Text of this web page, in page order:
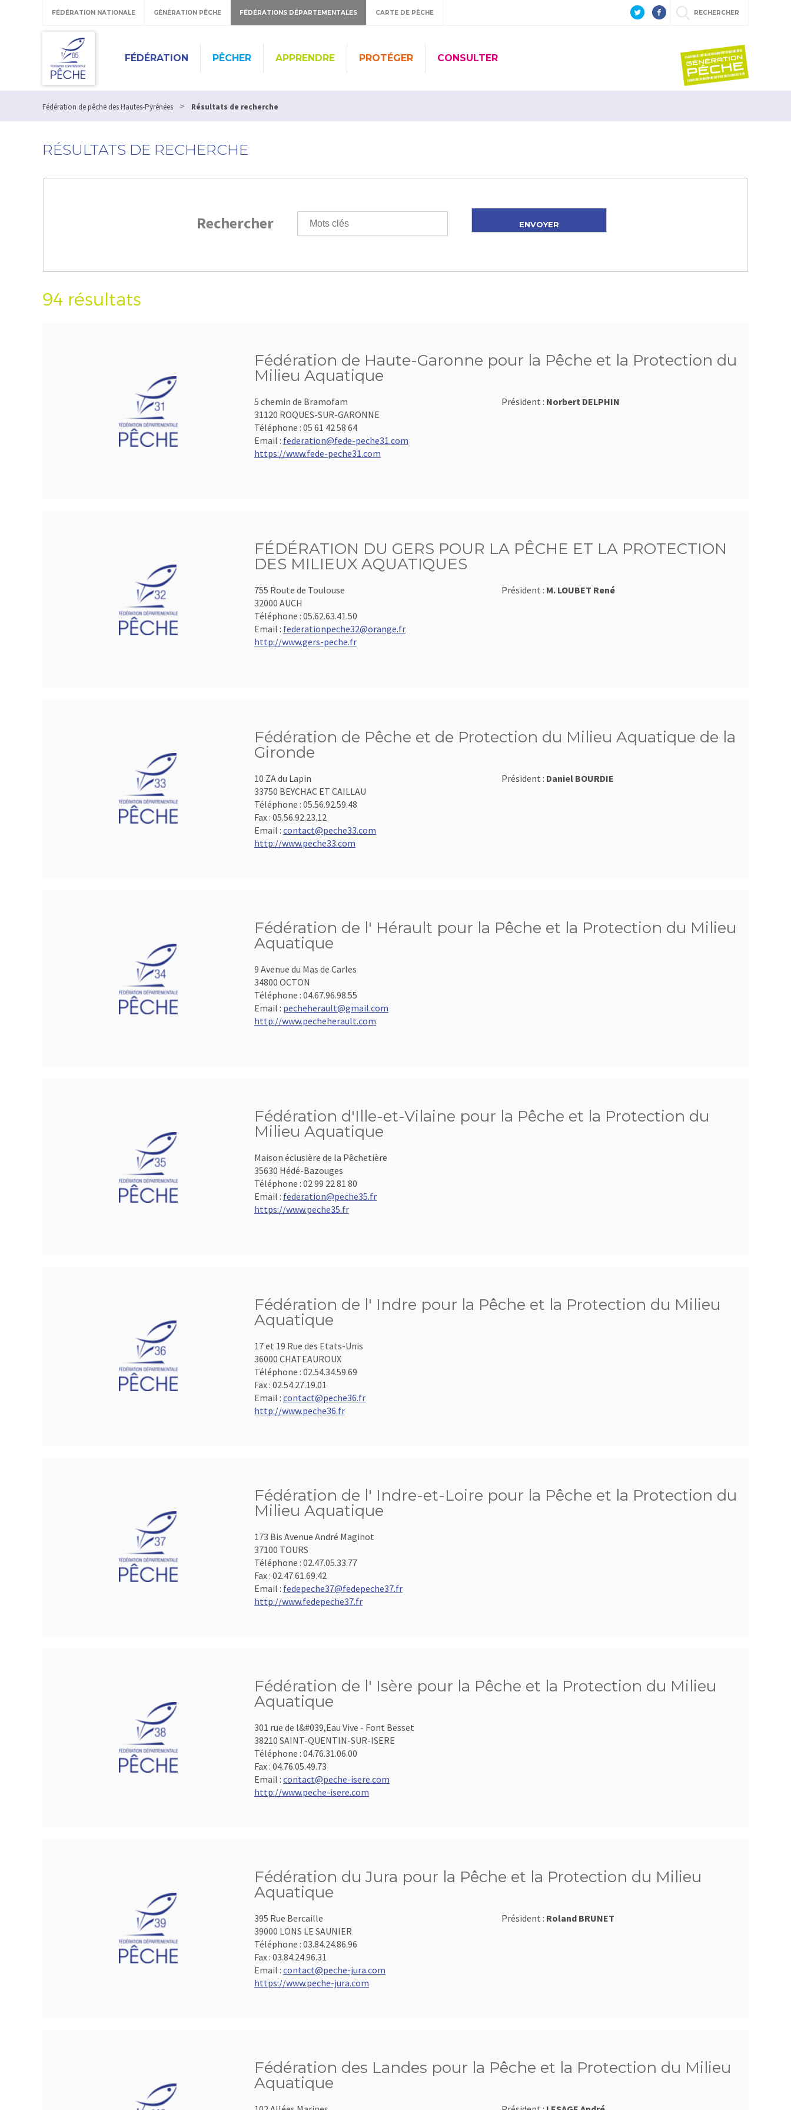
FÉDÉRATION NATIONALE GÉNÉRATION PÊCHE FÉDÉRATIONS DÉPARTEMENTALES CARTE DE PÊCHE RECHERCHER
FÉDÉRATION PÊCHER APPRENDRE PROTÉGER CONSULTER
Fédération de pêche des Hautes-Pyrénées > Résultats de recherche
RÉSULTATS DE RECHERCHE
Rechercher
94 résultats
Fédération de Haute-Garonne pour la Pêche et la Protection du
Milieu Aquatique
5 chemin de Bramofam
31120 ROQUES-SUR-GARONNE
Téléphone : 05 61 42 58 64
Email : federation@fede-peche31.com
https://www.fede-peche31.com
Président : Norbert DELPHIN
FÉDÉRATION DU GERS POUR LA PÊCHE ET LA PROTECTION
DES MILIEUX AQUATIQUES
755 Route de Toulouse
32000 AUCH
Téléphone : 05.62.63.41.50
Email : federationpeche32@orange.fr
http://www.gers-peche.fr
Président : M. LOUBET René
Fédération de Pêche et de Protection du Milieu Aquatique de la
Gironde
10 ZA du Lapin
33750 BEYCHAC ET CAILLAU
Téléphone : 05.56.92.59.48
Fax : 05.56.92.23.12
Email : contact@peche33.com
http://www.peche33.com
Président : Daniel BOURDIE
Fédération de l' Hérault pour la Pêche et la Protection du Milieu
Aquatique
9 Avenue du Mas de Carles
34800 OCTON
Téléphone : 04.67.96.98.55
Email : pecheherault@gmail.com
http://www.pecheherault.com
Fédération d'Ille-et-Vilaine pour la Pêche et la Protection du
Milieu Aquatique
Maison éclusière de la Pêchetière
35630 Hédé-Bazouges
Téléphone : 02 99 22 81 80
Email : federation@peche35.fr
https://www.peche35.fr
Fédération de l' Indre pour la Pêche et la Protection du Milieu
Aquatique
17 et 19 Rue des Etats-Unis
36000 CHATEAUROUX
Téléphone : 02.54.34.59.69
Fax : 02.54.27.19.01
Email : contact@peche36.fr
http://www.peche36.fr
Fédération de l' Indre-et-Loire pour la Pêche et la Protection du
Milieu Aquatique
173 Bis Avenue André Maginot
37100 TOURS
Téléphone : 02.47.05.33.77
Fax : 02.47.61.69.42
Email : fedepeche37@fedepeche37.fr
http://www.fedepeche37.fr
Fédération de l' Isère pour la Pêche et la Protection du Milieu
Aquatique
301 rue de l&#039,Eau Vive - Font Besset
38210 SAINT-QUENTIN-SUR-ISERE
Téléphone : 04.76.31.06.00
Fax : 04.76.05.49.73
Email : contact@peche-isere.com
http://www.peche-isere.com
Fédération du Jura pour la Pêche et la Protection du Milieu
Aquatique
395 Rue Bercaille
39000 LONS LE SAUNIER
Téléphone : 03.84.24.86.96
Fax : 03.84.24.96.31
Email : contact@peche-jura.com
https://www.peche-jura.com
Président : Roland BRUNET
Fédération des Landes pour la Pêche et la Protection du Milieu
Aquatique